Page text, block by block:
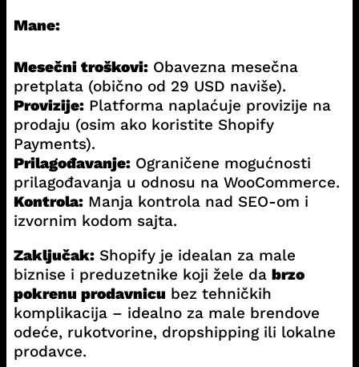
Mane:
Mesečni troškovi:Obavezna mesečna
pretplata (obično od 29 USD naviše).
Provizije:Platforma naplaćuje provizije na
prodaju (osim ako koristite Shopify
Payments).
Prilagođavanje:Ograničene mogućnosti
prilagođavanja u odnosu na WooCommerce.
Kontrola:Manja kontrola nad SEO-om i
izvornim kodom sajta.
Zaključak:Shopify je idealan za male
biznise i preduzetnike koji žele da brzo
pokrenu prodavnicu bez tehničkih
komplikacija – idealno za male brendove
odeće, rukotvorine, dropshipping ili lokalne
prodavce.